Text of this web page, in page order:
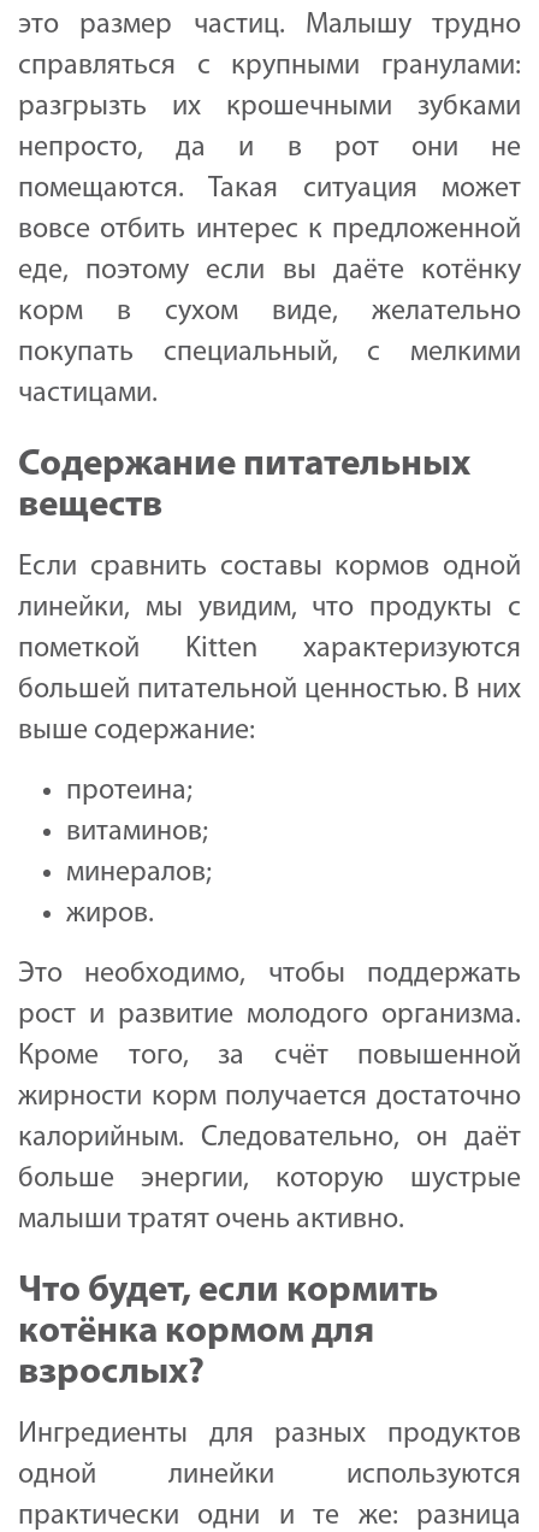
это размер частиц. Малышу трудно
справляться с крупными гранулами:
разгрызть их крошечными зубками
непросто, да и в рот они не
помещаются. Такая ситуация может
вовсе отбить интерес к предложенной
еде, поэтому если вы даёте котёнку
корм в сухом виде, желательно
покупать специальный, с мелкими
частицами.
Содержание питательных
веществ
Если сравнить составы кормов одной
линейки, мы увидим, что продукты с
пометкой Kitten характеризуются
большей питательной ценностью. В них
выше содержание:
протеина;
витаминов;
минералов;
жиров.
Это необходимо, чтобы поддержать
рост и развитие молодого организма.
Кроме того, за счёт повышенной
жирности корм получается достаточно
калорийным. Следовательно, он даёт
больше энергии, которую шустрые
малыши тратят очень активно.
Что будет, если кормить
котёнка кормом для
взрослых?
Ингредиенты для разных продуктов
одной линейки используются
практически одни и те же: разница